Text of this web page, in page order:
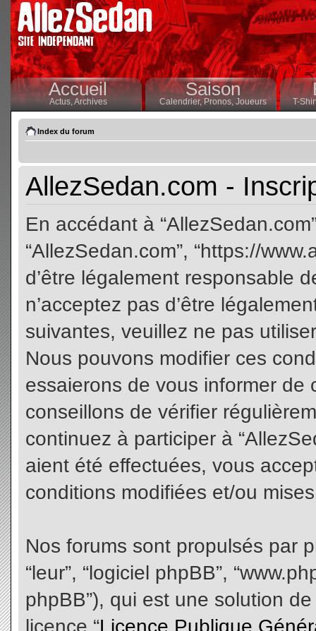
Accueil
Actus,Archives
Saison
Calendrier,Pronos, Joueurs T-
Index du forum
AllezSedan.com -
En accédant à
“AllezSedan.com”, “https://
d’être légalement responsable
n’acceptez pas d’être
suivantes, veuillez ne pas
Nous pouvons modifier ces
essaierons de vous informer
conseillons de vérifier
continuez à participer à
aient été effectuées, vous
conditions modifiées et/ou
Nos forums sont propulsés par
“leur”, “logiciel phpBB”,
phpBB”), qui est une solution
licence “Licence Publique